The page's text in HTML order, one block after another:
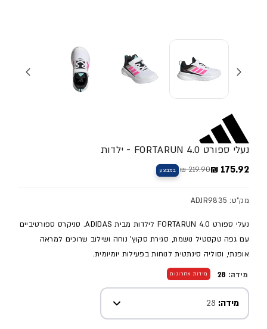
נעלי ספורט FORTARUN 4.0 - ילדות
מחיר מבצע
175.92 ₪
מחיר מלא 219.90 ₪ במבצע
מק"ט: ADJR9835
נעלי ספורט FORTARUN 4.0 לילדות מבית ADIDAS. סניקרס ספורטיביים
עם גפה טקסטיל נושמת, סגירת סקוץ' נוחה ושילוב שרוכים למראה
אופנתי, וסוליה סינתטית לנוחות בפעילות יומיומית.
מידה: 28 מידות אחרונות
מידה: 28